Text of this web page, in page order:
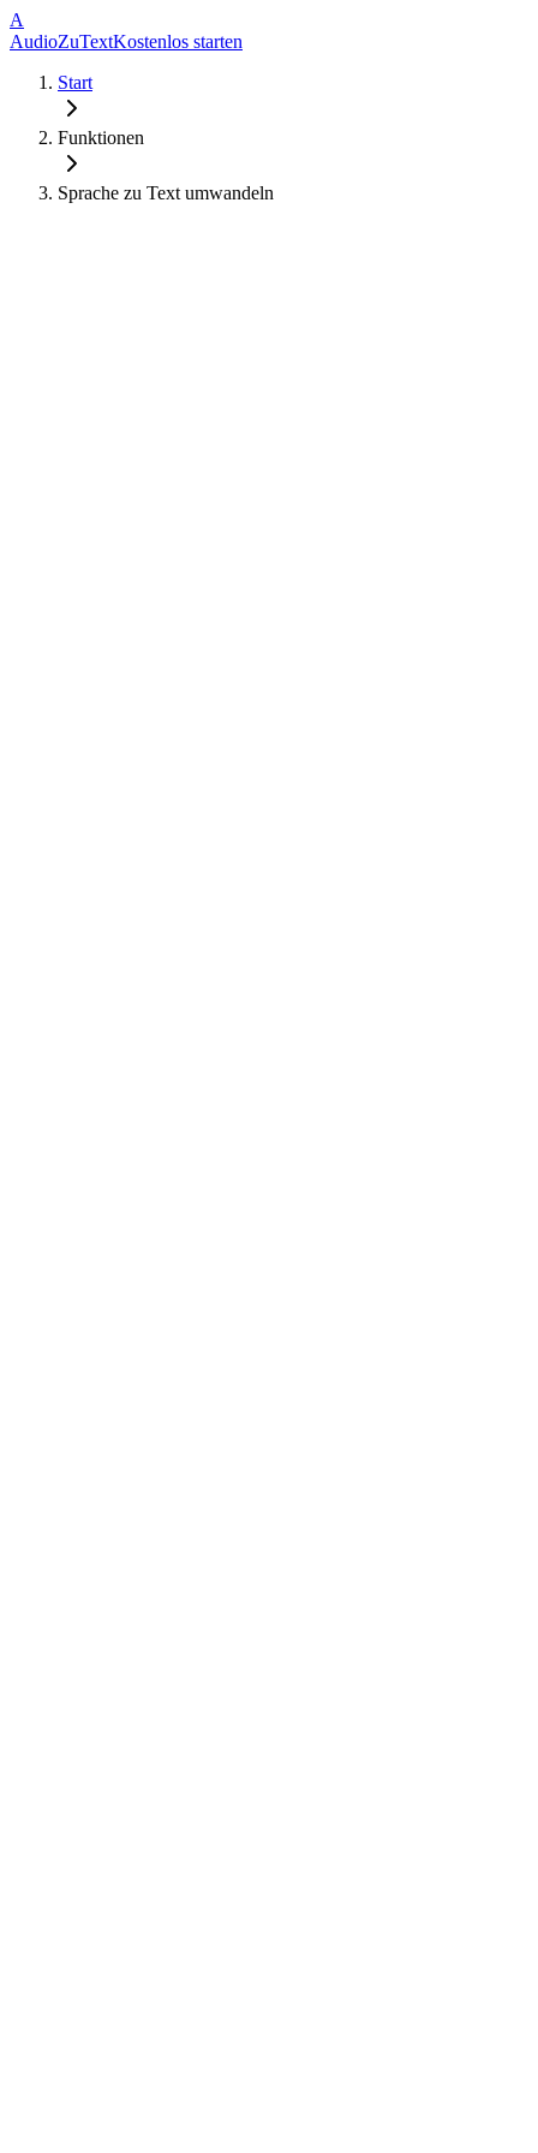
A
AudioZuTextKostenlos starten
Start
Funktionen
Sprache zu Text umwandeln